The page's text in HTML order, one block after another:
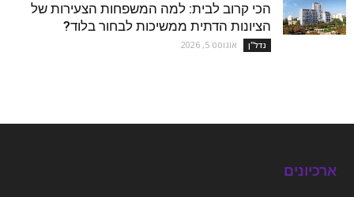
הכי קרוב לבית: למה המשפחות הצעירות של
הציונות הדתית ממשיכות לבחור בלוד?
נדל''ן אוגוסט 5, 2026
ארכיונים